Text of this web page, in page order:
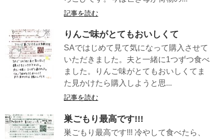
記事を読む
りんご味がとてもおいしくて
SAではじめて見て気になって購入させて
いただきました。夫と一緒に1つずつ食べ
ました。りんご味がとてもおいしくてま
た見かけたら購入しようと思...
記事を読む
巣ごもり最高です!!!
巣ごもり最高です!!! 冷やして食べたら、